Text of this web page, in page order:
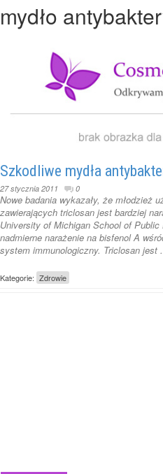
mydło
Szkodliwe mydła
27 stycznia 2011 0
Nowe badania wykazały, że młodzież
zawierających triclosan jest bardziej
University of Michigan School of
nadmierne narażenie na bisfenol A
system immunologiczny. Triclosan jest
Kategorie: Zdrowie